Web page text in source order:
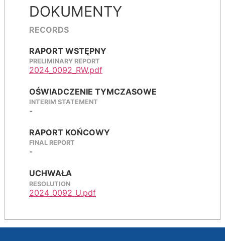
DOKUMENTY
RECORDS
RAPORT WSTĘPNY
PRELIMINARY REPORT
2024_0092_RW.pdf
OŚWIADCZENIE TYMCZASOWE
INTERIM STATEMENT
-
RAPORT KOŃCOWY
FINAL REPORT
-
UCHWAŁA
RESOLUTION
2024_0092_U.pdf